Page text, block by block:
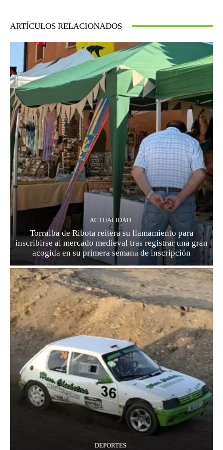
ARTÍCULOS RELACIONADOS
ACTUALIDAD
Torralba de Ribota reitera su llamamiento para
inscribirse al mercado medieval tras registrar una gran
acogida en su primera semana de inscripción
DEPORTES